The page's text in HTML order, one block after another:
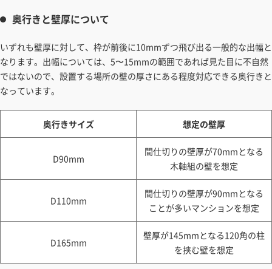
奥行きと壁厚について
いずれも壁厚に対して、枠が前後に10mmずつ飛び出る一般的な出幅と
なります。出幅については、5〜15mmの範囲であれば見た目に不自然
ではないので、設置する場所の壁の厚さにある程度対応できる奥行きと
なっています。
奥行きサイズ 想定の壁厚
D90mm
間仕切りの壁厚が70mmとなる
木軸組の壁を想定
D110mm
間仕切りの壁厚が90mmとなる
ことが多いマンションを想定
D165mm
壁厚が145mmとなる120角の柱
を挟む壁を想定